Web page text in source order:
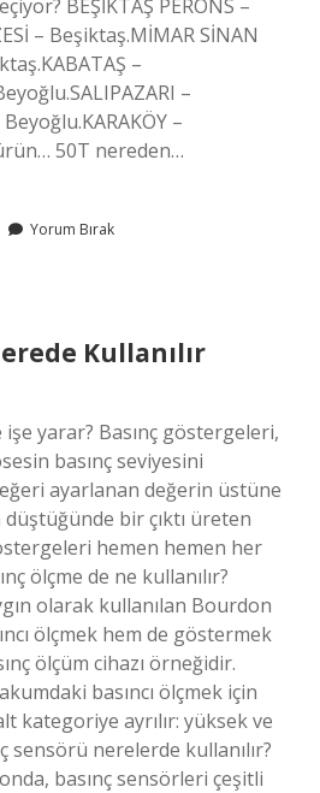
BEŞİKTAŞ PERONS –
– Beşiktaş.MİMAR SİNAN
–
–
–
50T nereden…
Yorum Bırak
Kullanılır
işe yarar? Basınç göstergeleri,
basınç seviyesini
ayarlanan değerin üstüne
düştüğünde bir çıktı üreten
hemen hemen her
ölçme de ne kullanılır?
olarak kullanılan Bourdon
ölçmek hem de göstermek
ölçüm cihazı örneğidir.
basıncı ölçmek için
kategoriye ayrılır: yüksek ve
sensörü nerelerde kullanılır?
basınç sensörleri çeşitli